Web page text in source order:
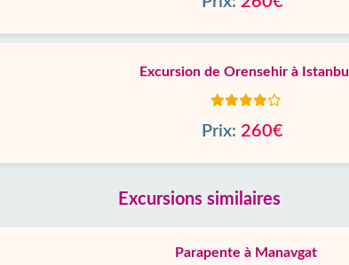
Excursion de Orensehir à Istanbul
Prix: 260€
Excursions similaires
Parapente à Manavgat